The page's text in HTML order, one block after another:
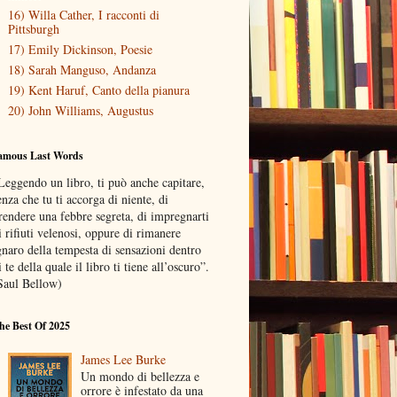
16) Willa Cather, I racconti di
Pittsburgh
17) Emily Dickinson, Poesie
18) Sarah Manguso, Andanza
19) Kent Haruf, Canto della pianura
20) John Williams, Augustus
Last Words
un libro, ti può anche capitare,
che tu ti accorga di niente, di
una febbre segreta, di impregnarti
rifiuti velenosi, oppure di rimanere
della tempesta di sensazioni dentro
te della quale il libro ti tiene all’oscuro”.
Bellow)
Best Of 2025
James Lee Burke
Un mondo di bellezza e
orrore è infestato da una